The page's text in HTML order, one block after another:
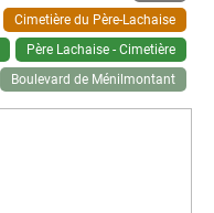
Cimetière du Père-Lachaise
Père Lachaise - Cimetière
Boulevard de Ménilmontant